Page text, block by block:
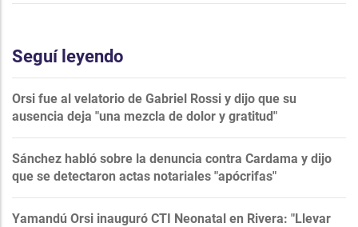
Seguí leyendo
Orsi fue al velatorio de Gabriel Rossi y dijo que su
ausencia deja "una mezcla de dolor y gratitud"
Sánchez habló sobre la denuncia contra Cardama y dijo
que se detectaron actas notariales "apócrifas"
Yamandú Orsi inauguró CTI Neonatal en Rivera: "Llevar